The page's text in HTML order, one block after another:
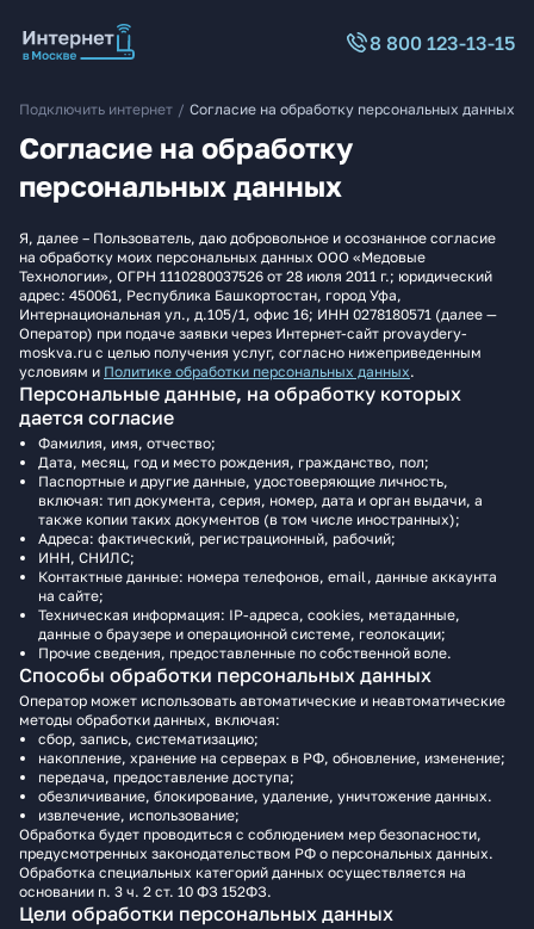
8 800 123-13-15
Подключить интернет / Согласие на обработку персональных данных
Согласие на обработку
персональных данных
Я, далее – Пользователь, даю добровольное и осознанное согласие
на обработку моих персональных данных ООО «Медовые
Технологии», ОГРН 1110280037526 от 28 июля 2011 г.; юридический
адрес: 450061, Республика Башкортостан, город Уфа,
Интернациональная ул., д.105/1, офис 16; ИНН 0278180571 (далее —
Оператор) при подаче заявки через Интернет-сайт provaydery-
moskva.ru с целью получения услуг, согласно нижеприведенным
условиям и Политике обработки персональных данных.
Персональные данные, на обработку которых
дается согласие
Фамилия, имя, отчество;
Дата, месяц, год и место рождения, гражданство, пол;
Паспортные и другие данные, удостоверяющие личность,
включая: тип документа, серия, номер, дата и орган выдачи, а
также копии таких документов (в том числе иностранных);
Адреса: фактический, регистрационный, рабочий;
ИНН, СНИЛС;
Контактные данные: номера телефонов, email, данные аккаунта
на сайте;
Техническая информация: IP-адреса, cookies, метаданные,
данные о браузере и операционной системе, геолокации;
Прочие сведения, предоставленные по собственной воле.
Способы обработки персональных данных
Оператор может использовать автоматические и неавтоматические
методы обработки данных, включая:
сбор, запись, систематизацию;
накопление, хранение на серверах в РФ, обновление, изменение;
передача, предоставление доступа;
обезличивание, блокирование, удаление, уничтожение данных.
извлечение, использование;
Обработка будет проводиться c соблюдением мер безопасности,
предусмотренных законодательством РФ о персональных данных.
Обработка специальных категорий данных осуществляется на
основании п. 3 ч. 2 ст. 10 ФЗ 152ФЗ.
Цели обработки персональных данных